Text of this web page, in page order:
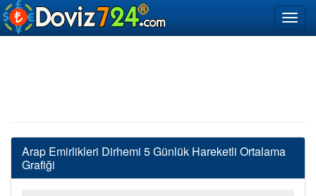
Arap Emirlikleri Dirhemi 5 Günlük Hareketli Ortalama
Grafiği